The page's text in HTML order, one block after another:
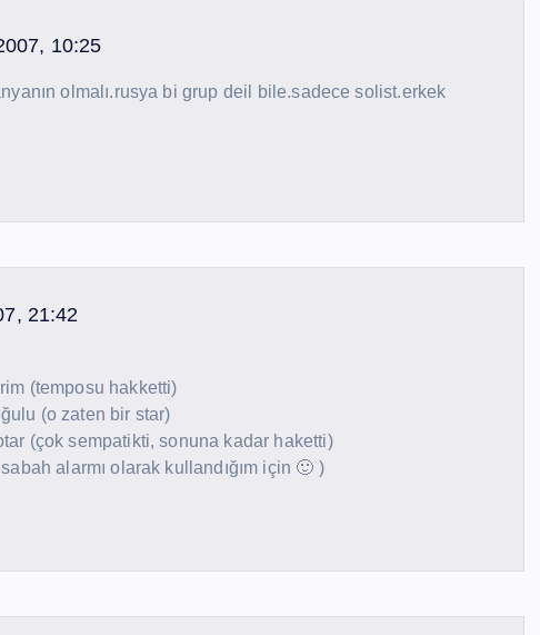
10:25
olmalı.rusya bi grup deil bile.sadece solist.erkek
21:42
(temposu hakketti)
(o zaten bir star)
(çok sempatikti, sonuna kadar haketti)
alarmı olarak kullandığım için 🙂 )